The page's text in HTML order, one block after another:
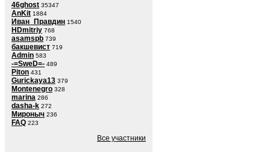
46ghost 35347
AnKit 1884
Иван_Правдин 1540
HDmitriy 768
asamspb 739
бакшевист 719
Admin 583
-=SweD=- 489
Piton 431
Gurickaya13 379
Montenegro 328
marina 286
dasha-k 272
Мироныч 236
FAQ 223
Все участники